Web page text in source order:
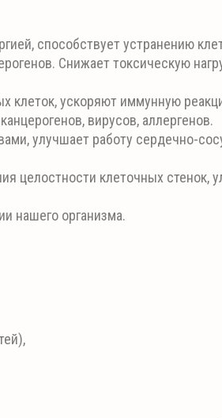
способствует устранению
Снижает токсическую
клеток, ускоряют иммунную
вирусов, аллергенов.
улучшает работу сердечно-
целостности клеточных стенок,
нашего организма.